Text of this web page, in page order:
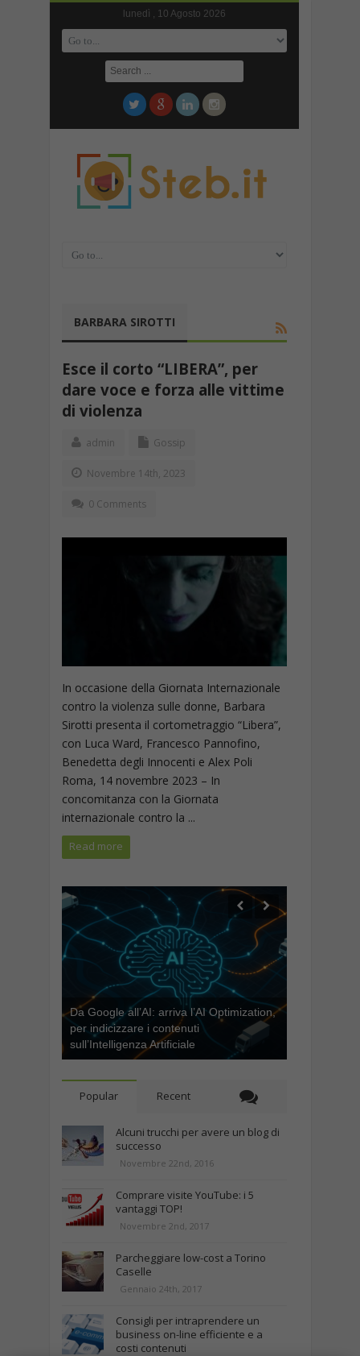
lunedì , 10 Agosto 2026
BARBARA SIROTTI
Esce il corto “LIBERA”, per
dare voce e forza alle vittime
di violenza
admin Gossip
Novembre 14th, 2023
0 Comments
In occasione della Giornata Internazionale
contro la violenza sulle donne, Barbara
Sirotti presenta il cortometraggio “Libera”,
con Luca Ward, Francesco Pannofino,
Benedetta degli Innocenti e Alex Poli
Roma, 14 novembre 2023 – In
concomitanza con la Giornata
internazionale contro la ...
Read more
Da Google all’AI: arriva l’AI Optimization,
per indicizzare i contenuti
sull’Intelligenza Artificiale
Popular Recent
Alcuni trucchi per avere un blog di
successo
Novembre 22nd, 2016
Comprare visite YouTube: i 5
vantaggi TOP!
Novembre 2nd, 2017
Parcheggiare low-cost a Torino
Caselle
Gennaio 24th, 2017
Consigli per intraprendere un
business on-line efficiente e a
costi contenuti